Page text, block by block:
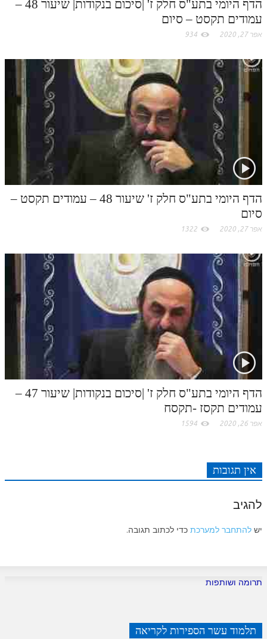
הדף היומי בתע"ס חלק ז' |סיכום בנקודות| שיעור 48 –
עמודים תקסט – סיום
אפר 27, 2020 934
הדף היומי בתע"ס חלק ז' שיעור 48 – עמודים תקסט –
סיום
אפר 27, 2020 1322
הדף היומי בתע"ס חלק ז' |סיכום בנקודות| שיעור 47 –
עמודים תקסז -תקסח
אפר 26, 2020 1594
אין תגובות
להגיב
יש להתחבר למערכת כדי לכתוב תגובה.
תרומה ושותפות
תלמוד עשר הספירות לקריאה